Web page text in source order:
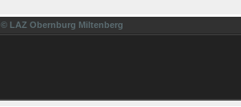
© LAZ Obernburg Miltenberg